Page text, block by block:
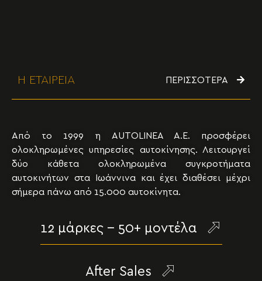
Η ΕΤΑΙΡΕΙΑ ΠΕΡΙΣΣΟΤΕΡΑ
Από το 1999 η AUTOLINEA A.E. προσφέρει
ολοκληρωμένες υπηρεσίες αυτοκίνησης. Λειτουργεί
δύο κάθετα ολοκληρωμένα συγκροτήματα
αυτοκινήτων στα Ιωάννινα και έχει διαθέσει μέχρι
σήμερα πάνω από 15.000 αυτοκίνητα.
12 μάρκες -- 50+ μοντέλα
After Sales